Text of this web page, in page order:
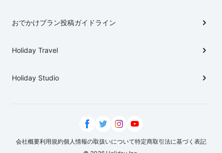
おでかけプラン投稿ガイドライン
Holiday Travel
Holiday Studio
会社概要利用規約個人情報の取扱いについて特定商取引法に基づく表記